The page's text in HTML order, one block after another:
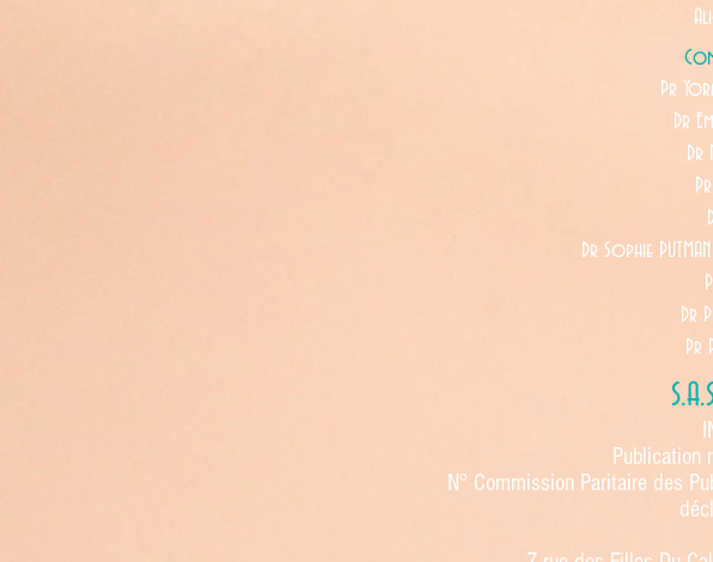
Pr
Dr
Dr
Dr Sophie
Dr
Pr
Publication
N° Commission Paritaire des